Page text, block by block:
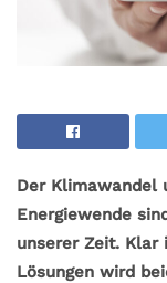
Der Klimawandel
Energiewende
unserer Zeit. Klar
Lösungen wird